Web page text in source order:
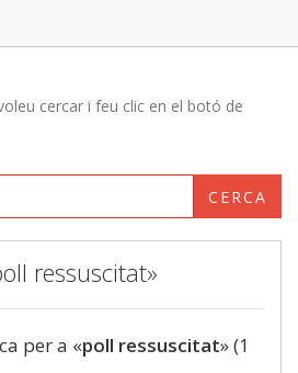
cercar i feu clic en el botó de
CERCA
ressuscitat»
per a «poll ressuscitat» (1